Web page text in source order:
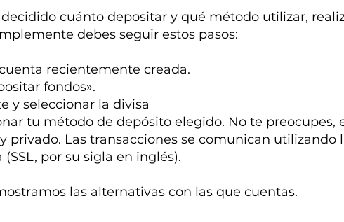
cuánto depositar y qué método utilizar,
debes seguir estos pasos:
recientemente creada.
fondos».
y seleccionar la divisa
tu método de depósito elegido. No te preocupes,
privado. Las transacciones se comunican utilizando
por su sigla en inglés).
las alternativas con las que cuentas.